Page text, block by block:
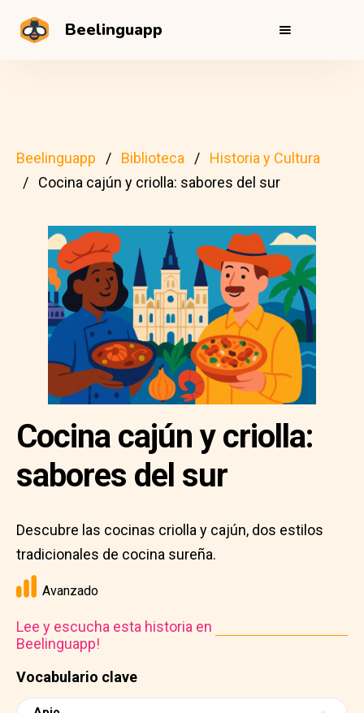
Beelinguapp
Beelinguapp Biblioteca
Historia y Cultura
Cocina cajún y criolla: sabores del sur
Vocabulario clave
Cocina cajún y criolla:
sabores del sur
Descubre las cocinas criolla y cajún, dos estilos
tradicionales de cocina sureña.
Avanzado
Lee y escucha esta historia en
Beelinguapp!